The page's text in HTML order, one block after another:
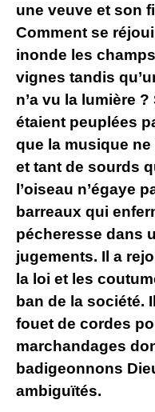
une veuve et son
Comment se
inonde les
vignes tandis
n’a vu la lumière
étaient peuplées
que la musique
et tant de sourds
l’oiseau n’égaye
barreaux qui
pécheresse dans
jugements. Il a
la loi et les
ban de la société.
fouet de cordes
marchandages
badigeonnons
ambiguïtés.